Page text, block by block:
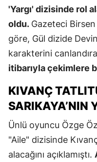
'Yargı' dizisinde rol
oldu. Gazeteci
göre, Gül dizide
karakterini
itibarıyla çekimlere
KIVANÇ
SARIKAYA’NIN
Ünlü oyuncu Özge
"Aile" dizisinde
alacağını açıklamıştı.